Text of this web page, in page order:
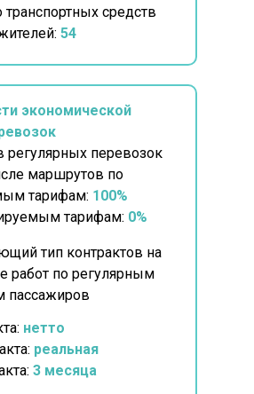
транспортных средств
54
экономической
регулярных перевозок
маршрутов по
тарифам: 100%
тарифам: 0%
тип контрактов на
работ по регулярным
пассажиров
нетто
реальная
3 месяца